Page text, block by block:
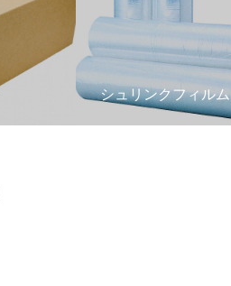
シュリンクフィルム